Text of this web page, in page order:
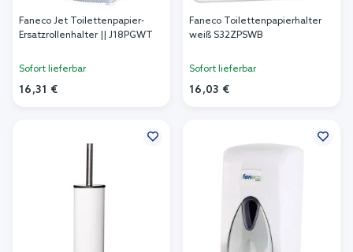
Faneco Jet Toilettenpapier-
Ersatzrollenhalter || J18PGWT
Sofort lieferbar
16,31 €
Faneco Toilettenpapierhalter
weiß S32ZPSWB
Sofort lieferbar
16,03 €